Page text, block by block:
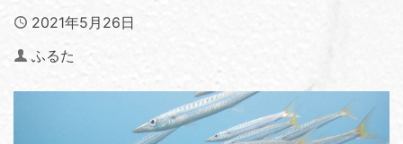
Published
2021年5月26日
Author
ふるた